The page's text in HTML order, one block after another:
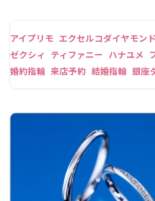
アイプリモ エクセルコダイヤモンド
ゼクシィ
ティファニー ハナユメ
婚約指輪 来店予約 結婚指輪 銀座